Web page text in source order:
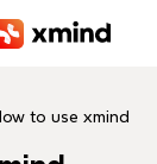
to use xmind